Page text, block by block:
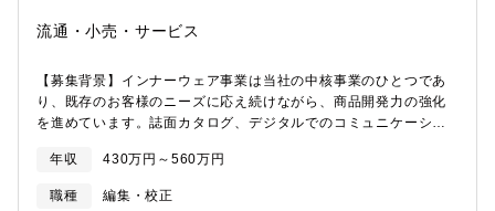
てください ▼講師派遣型研修導入事例①新任管理職研修で、自
軌跡 ③幹部向けマネジメントトレー
ニングで経営陣の意識を変革
流通・小売・サービス
【募集背景】インナーウェア事業は当社の中核事業のひとつであ
り、既存のお客様のニーズに応え続けながら、商品開発力の強化
を進めています。誌面カタログ、デジタルでのコミュニケーショ
だった発信体制に加え、EC・SNSを含めたコンテンツ制作体制の
強化が急務であり、その中核を担う人材を募集しています。【仕
事内容】当社は女性の心豊かな生き方、暮らし方を応援する雑誌
年収 430万円～560万円
職種
編集・校正